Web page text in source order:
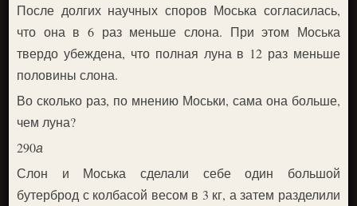
После долгих научных споров Моська согласилась,
что она в 6 раз меньше слона. При этом Моська
твердо убеждена, что полная луна в 12 раз меньше
половины слона.
Во сколько раз, по мнению Моськи, сама она больше,
чем луна?
290а
Слон и Моська сделали себе один большой
бутерброд с колбасой весом в 3 кг, а затем разделили